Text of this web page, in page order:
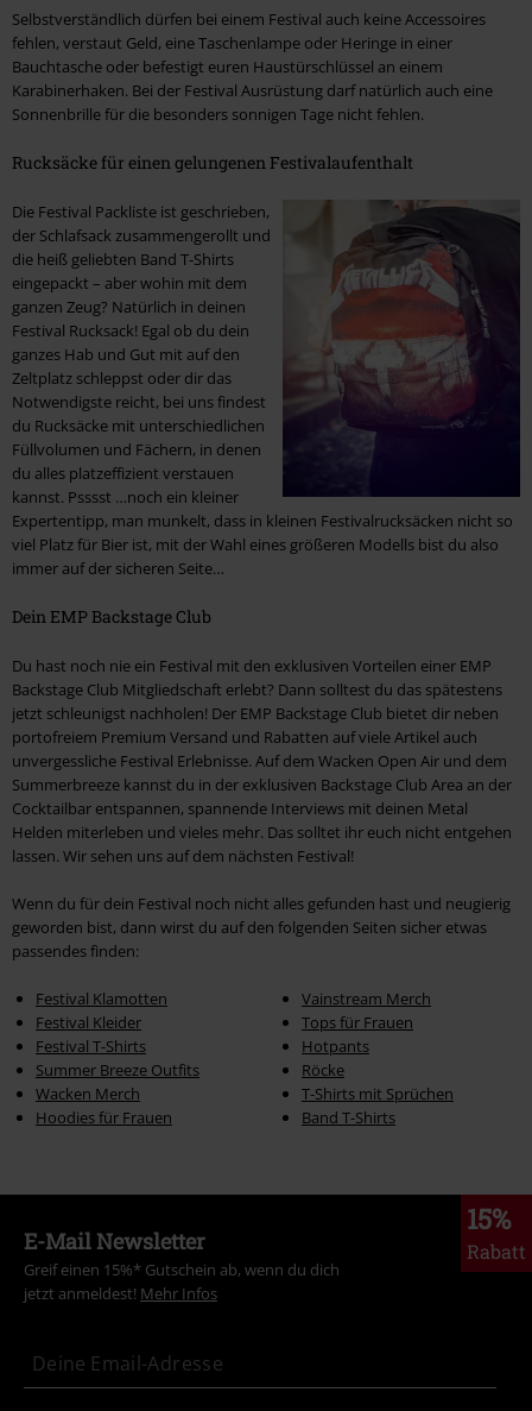
Selbstverständlich dürfen bei einem Festival auch keine Accessoires
fehlen, verstaut Geld, eine Taschenlampe oder Heringe in einer
Bauchtasche oder befestigt euren Haustürschlüssel an einem
Karabinerhaken. Bei der Festival Ausrüstung darf natürlich auch eine
Sonnenbrille für die besonders sonnigen Tage nicht fehlen.
Rucksäcke für einen gelungenen Festivalaufenthalt
Die Festival Packliste ist geschrieben,
der Schlafsack zusammengerollt und
die heiß geliebten Band T-Shirts
eingepackt – aber wohin mit dem
ganzen Zeug? Natürlich in deinen
Festival Rucksack! Egal ob du dein
ganzes Hab und Gut mit auf den
Zeltplatz schleppst oder dir das
Notwendigste reicht, bei uns findest
du Rucksäcke mit unterschiedlichen
Füllvolumen und Fächern, in denen
du alles platzeffizient verstauen
kannst. Psssst …noch ein kleiner
Expertentipp, man munkelt, dass in kleinen Festivalrucksäcken nicht so
viel Platz für Bier ist, mit der Wahl eines größeren Modells bist du also
immer auf der sicheren Seite…
Dein EMP Backstage Club
Du hast noch nie ein Festival mit den exklusiven Vorteilen einer EMP
Backstage Club Mitgliedschaft erlebt? Dann solltest du das spätestens
jetzt schleunigst nachholen! Der EMP Backstage Club bietet dir neben
portofreiem Premium Versand und Rabatten auf viele Artikel auch
unvergessliche Festival Erlebnisse. Auf dem Wacken Open Air und dem
Summerbreeze kannst du in der exklusiven Backstage Club Area an der
Cocktailbar entspannen, spannende Interviews mit deinen Metal
Helden miterleben und vieles mehr. Das solltet ihr euch nicht entgehen
lassen. Wir sehen uns auf dem nächsten Festival!
Wenn du für dein Festival noch nicht alles gefunden hast und neugierig
geworden bist, dann wirst du auf den folgenden Seiten sicher etwas
passendes finden:
Festival Klamotten
Festival Kleider
Festival T-Shirts
Summer Breeze Outfits
Wacken Merch
Hoodies für Frauen
Vainstream Merch
Tops für Frauen
Hotpants
Röcke
T-Shirts mit Sprüchen
Band T-Shirts
15%
Rabatt
E-Mail Newsletter
Greif einen 15%* Gutschein ab, wenn du dich
jetzt anmeldest! Mehr Infos